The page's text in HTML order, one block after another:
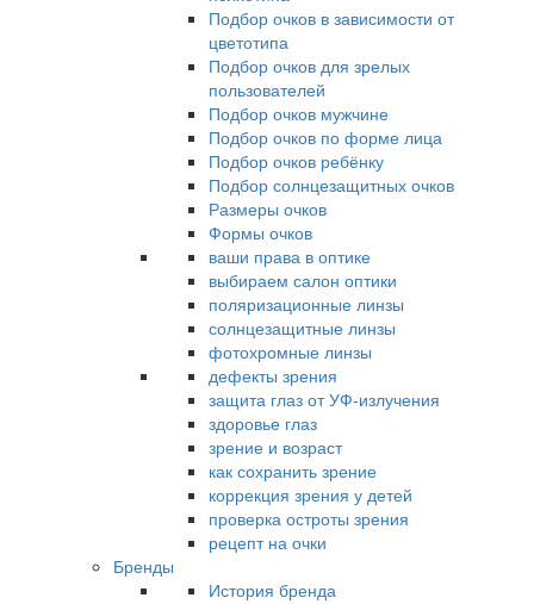
Подбор очков в зависимости от
цветотипа
Подбор очков для зрелых
пользователей
Подбор очков мужчине
Подбор очков по форме лица
Подбор очков ребёнку
Подбор солнцезащитных очков
Размеры очков
Формы очков
ваши права в оптике
выбираем салон оптики
поляризационные линзы
солнцезащитные линзы
фотохромные линзы
дефекты зрения
защита глаз от УФ-излучения
здоровье глаз
зрение и возраст
как сохранить зрение
коррекция зрения у детей
проверка остроты зрения
рецепт на очки
Бренды
История бренда